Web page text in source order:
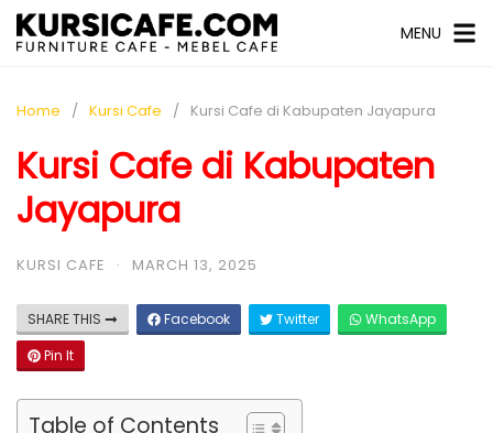
MENU
Home Kursi Cafe Kursi Cafe di Kabupaten Jayapura
Kursi Cafe di Kabupaten
Jayapura
KURSI CAFE · MARCH 13, 2025
SHARE THIS Facebook Twitter
WhatsApp
Pin It
Table of Contents